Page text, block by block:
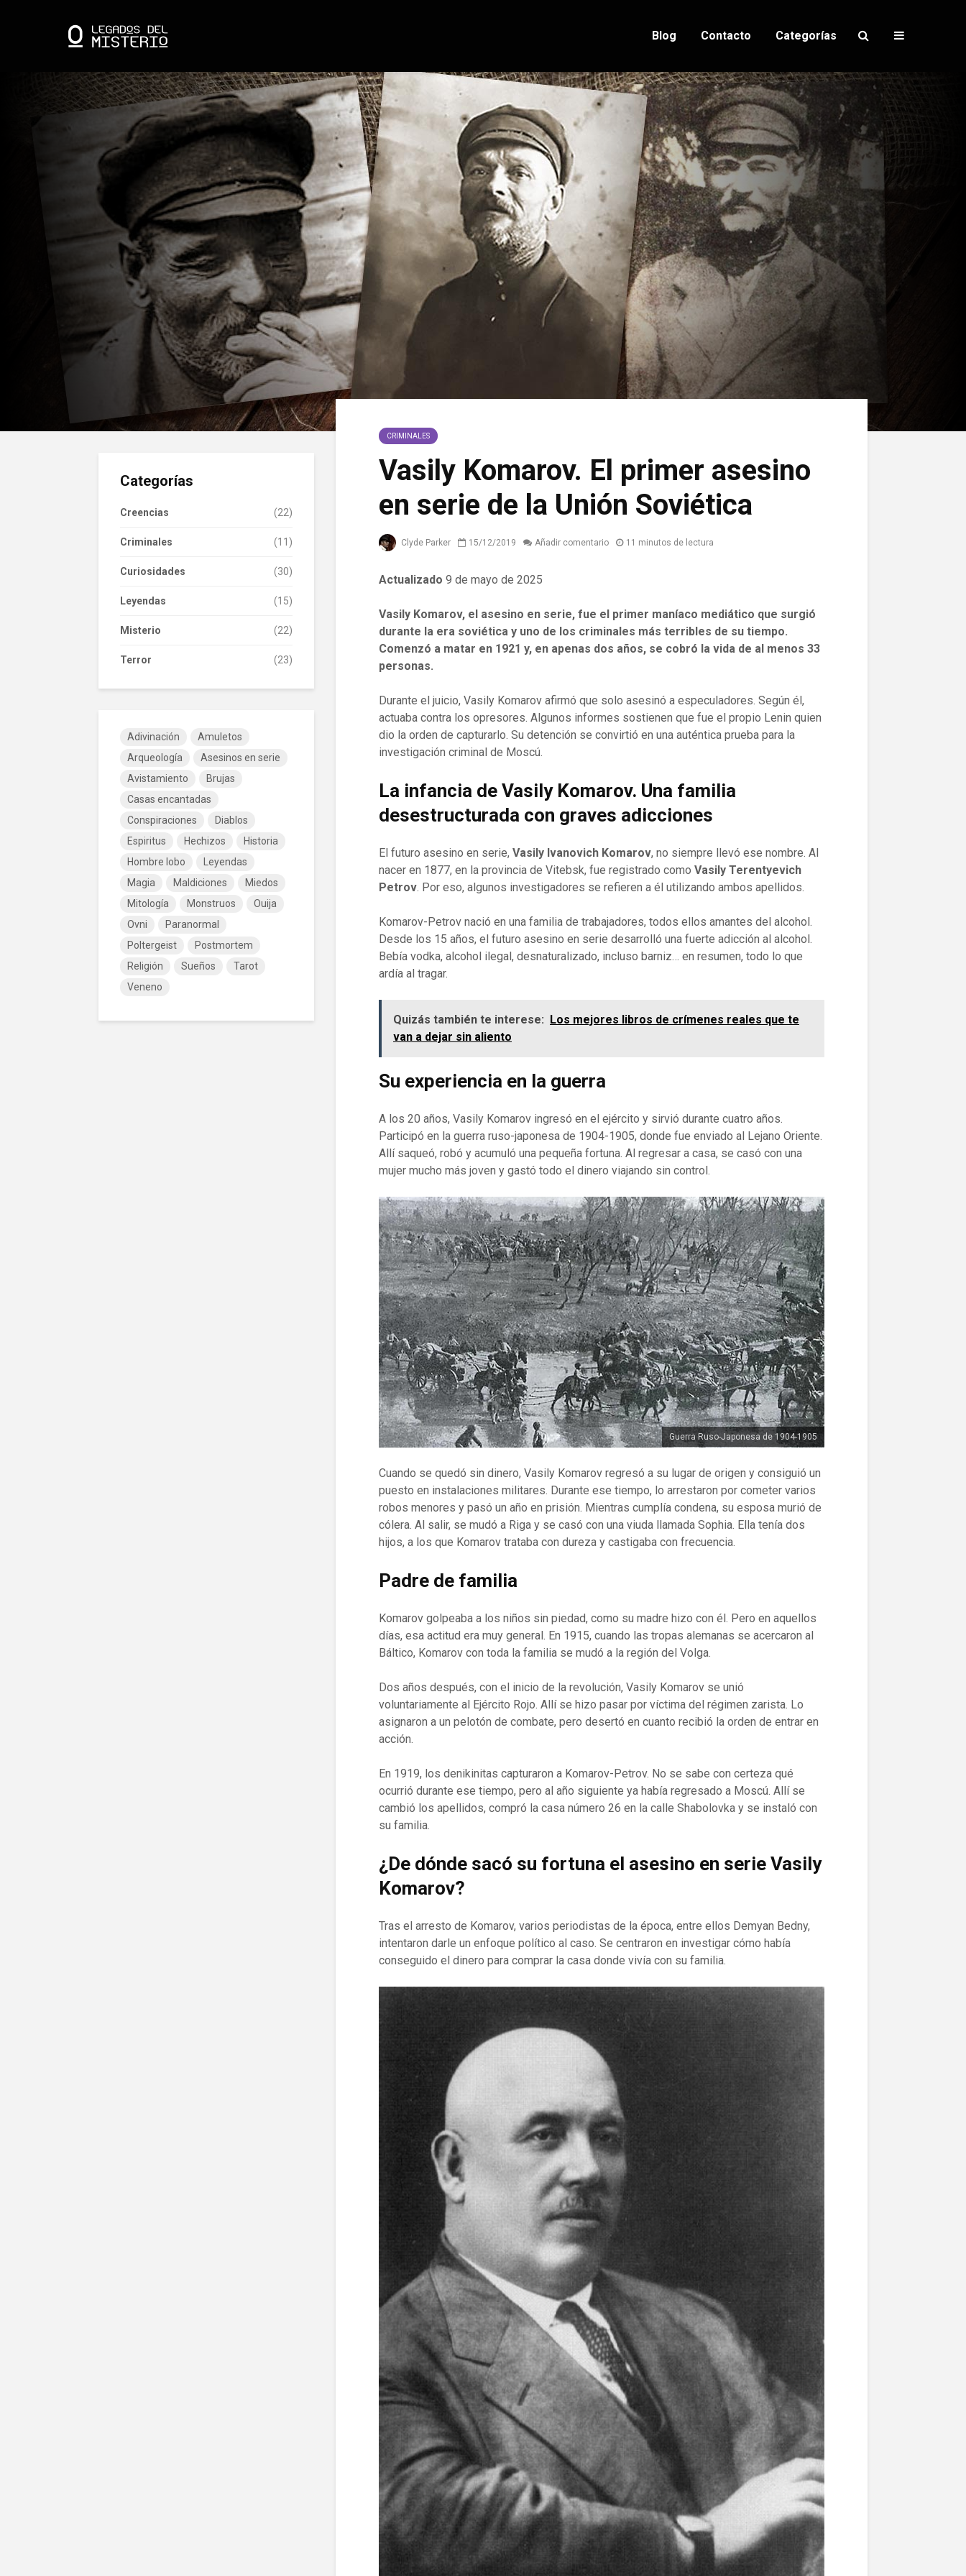
Blog Contacto Categorías
CRIMINALES
Vasily Komarov. El primer asesino
en serie de la Unión Soviética
Clyde Parker 15/12/2019 Añadir comentario 11 minutos de lectura
Actualizado 9 de mayo de 2025
Vasily Komarov, el asesino en serie, fue el primer maníaco mediático que surgió
durante la era soviética y uno de los criminales más terribles de su tiempo.
Comenzó a matar en 1921 y, en apenas dos años, se cobró la vida de al menos 33
personas.
Durante el juicio, Vasily Komarov afirmó que solo asesinó a especuladores. Según él,
actuaba contra los opresores. Algunos informes sostienen que fue el propio Lenin quien
dio la orden de capturarlo. Su detención se convirtió en una auténtica prueba para la
investigación criminal de Moscú.
La infancia de Vasily Komarov. Una familia
desestructurada con graves adicciones
El futuro asesino en serie, Vasily Ivanovich Komarov, no siempre llevó ese nombre. Al
nacer en 1877, en la provincia de Vitebsk, fue registrado como Vasily Terentyevich
Petrov . Por eso, algunos investigadores se refieren a él utilizando ambos apellidos.
Komarov-Petrov nació en una familia de trabajadores, todos ellos amantes del alcohol.
Desde los 15 años, el futuro asesino en serie desarrolló una fuerte adicción al alcohol.
Bebía vodka, alcohol ilegal, desnaturalizado, incluso barniz… en resumen, todo lo que
ardía al tragar.
Quizás también te interese: Los mejores libros de crímenes reales que te
van a dejar sin aliento
Su experiencia en la guerra
A los 20 años, Vasily Komarov ingresó en el ejército y sirvió durante cuatro años.
Participó en la guerra ruso-japonesa de 1904-1905, donde fue enviado al Lejano Oriente.
Allí saqueó, robó y acumuló una pequeña fortuna. Al regresar a casa, se casó con una
mujer mucho más joven y gastó todo el dinero viajando sin control.
Guerra Ruso-Japonesa de 1904-1905
Cuando se quedó sin dinero, Vasily Komarov regresó a su lugar de origen y consiguió un
puesto en instalaciones militares. Durante ese tiempo, lo arrestaron por cometer varios
robos menores y pasó un año en prisión. Mientras cumplía condena, su esposa murió de
cólera. Al salir, se mudó a Riga y se casó con una viuda llamada Sophia. Ella tenía dos
hijos, a los que Komarov trataba con dureza y castigaba con frecuencia.
Padre de familia
Komarov golpeaba a los niños sin piedad, como su madre hizo con él. Pero en aquellos
días, esa actitud era muy general. En 1915, cuando las tropas alemanas se acercaron al
Báltico, Komarov con toda la familia se mudó a la región del Volga.
Dos años después, con el inicio de la revolución, Vasily Komarov se unió
voluntariamente al Ejército Rojo. Allí se hizo pasar por víctima del régimen zarista. Lo
asignaron a un pelotón de combate, pero desertó en cuanto recibió la orden de entrar en
acción.
En 1919, los denikinitas capturaron a Komarov-Petrov. No se sabe con certeza qué
ocurrió durante ese tiempo, pero al año siguiente ya había regresado a Moscú. Allí se
cambió los apellidos, compró la casa número 26 en la calle Shabolovka y se instaló con
su familia.
¿De dónde sacó su fortuna el asesino en serie Vasily
Komarov?
Tras el arresto de Komarov, varios periodistas de la época, entre ellos Demyan Bedny,
intentaron darle un enfoque político al caso. Se centraron en investigar cómo había
conseguido el dinero para comprar la casa donde vivía con su familia.
Categorías
Creencias (22)
Criminales (11)
Curiosidades (30)
Leyendas (15)
Misterio (22)
Terror (23)
Adivinación
Amuletos
Arqueología
Asesinos en serie
Avistamiento
Brujas
Casas encantadas
Conspiraciones
Diablos
Espiritus
Hechizos
Historia
Hombre lobo
Leyendas
Magia
Maldiciones
Miedos
Mitología
Monstruos
Ouija
Ovni
Paranormal
Poltergeist
Postmortem
Religión
Sueños
Tarot
Veneno